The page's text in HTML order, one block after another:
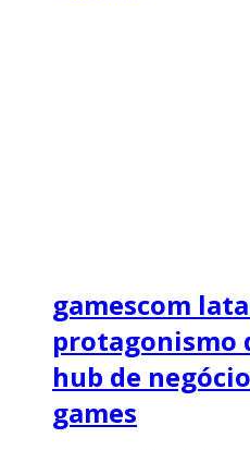
gamescom
protagonismo
hub de
games